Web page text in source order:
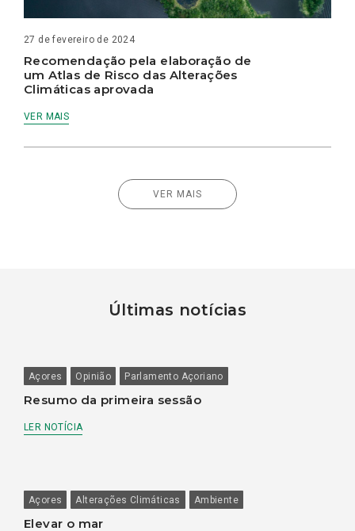
27 de fevereiro de 2024
Recomendação pela elaboração de
um Atlas de Risco das Alterações
Climáticas aprovada
VER MAIS
VER MAIS
Últimas notícias
Açores Opinião Parlamento Açoriano
Resumo da primeira sessão
LER NOTÍCIA
Açores Alterações Climáticas Ambiente
Elevar o mar